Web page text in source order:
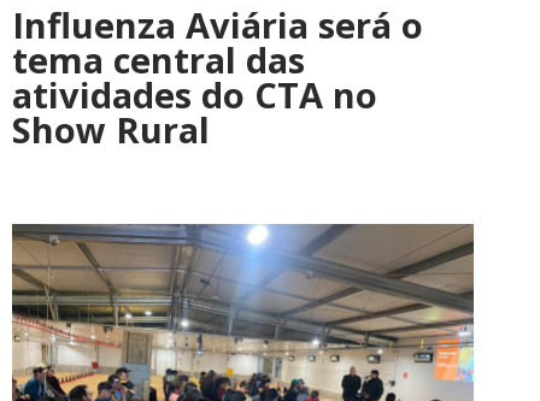
Influenza Aviária será o
tema central das
atividades do CTA no
Show Rural